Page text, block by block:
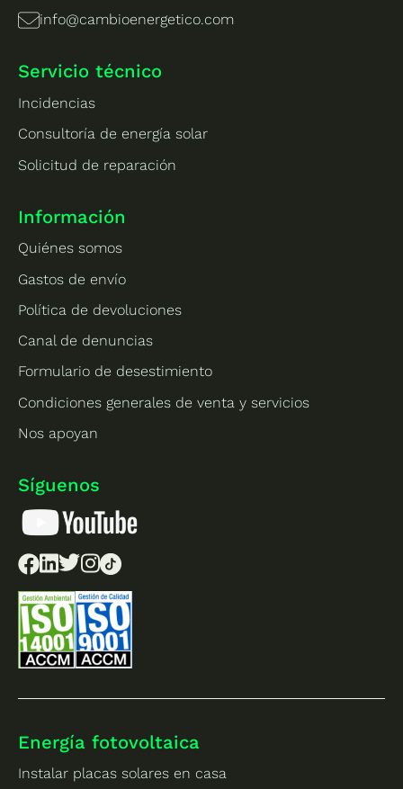
info@cambioenergetico.com
Servicio técnico
Incidencias
Consultoría de energía solar
Solicitud de reparación
Información
Quiénes somos
Gastos de envío
Política de devoluciones
Canal de denuncias
Formulario de desestimiento
Condiciones generales de venta y servicios
Nos apoyan
Síguenos
Energía fotovoltaica
Instalar placas solares en casa